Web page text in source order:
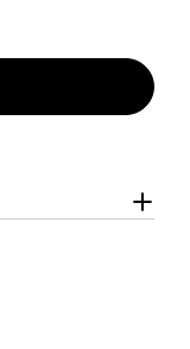
Ersetzt
HC (101519)